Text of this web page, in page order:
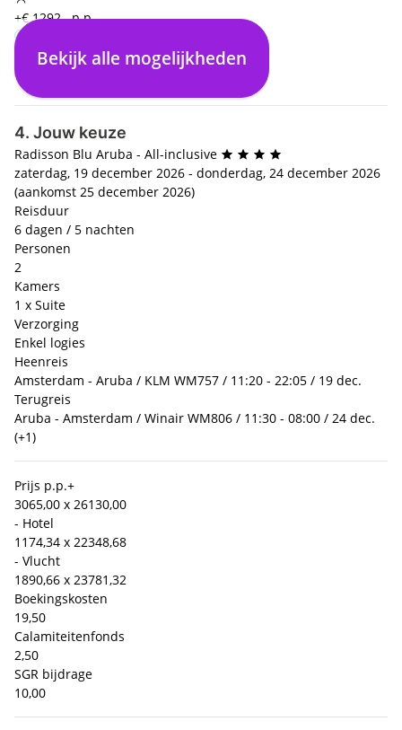
+€ 1292,- p.p.
Enkel logies
€ 0,- p.p.
Bekijk alle mogelijkheden
4. Jouw keuze
Radisson Blu Aruba - All-inclusive
zaterdag, 19 december 2026 - donderdag, 24 december 2026
(aankomst 25 december 2026)
Reisduur
6 dagen / 5 nachten
Personen
2
Kamers
1 x Suite
Verzorging
Enkel logies
Heenreis
Amsterdam - Aruba / KLM WM757 / 11:20 - 22:05 / 19 dec.
Terugreis
Aruba - Amsterdam / Winair WM806 / 11:30 - 08:00 / 24 dec.
(+1)
Prijs p.p.+
3065,00 x 26130,00
- Hotel
1174,34 x 22348,68
- Vlucht
1890,66 x 23781,32
Boekingskosten
19,50
Calamiteitenfonds
2,50
SGR bijdrage
10,00